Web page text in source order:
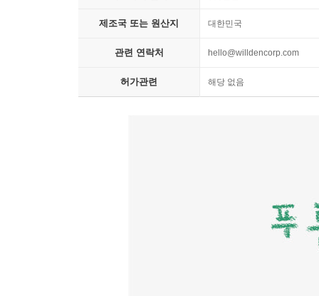
제조국 또는 원산지 대한민국
관련 연락처 hello@willdencorp.com
허가관련 해당 없음